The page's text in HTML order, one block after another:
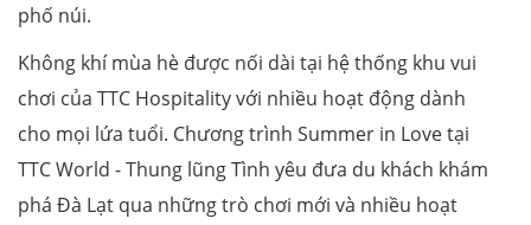
phố núi.
Không khí mùa hè được nối dài tại hệ thống khu vui
chơi của TTC Hospitality với nhiều hoạt động dành
cho mọi lứa tuổi. Chương trình Summer in Love tại
TTC World - Thung lũng Tình yêu đưa du khách khám
phá Đà Lạt qua những trò chơi mới và nhiều hoạt